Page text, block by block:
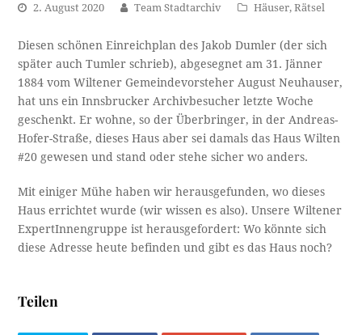
2. August 2020 Team Stadtarchiv Häuser,Rätsel
Diesen schönen Einreichplan des Jakob Dumler (der sich
später auch Tumler schrieb), abgesegnet am 31. Jänner
1884 vom Wiltener Gemeindevorsteher August Neuhauser,
hat uns ein Innsbrucker Archivbesucher letzte Woche
geschenkt. Er wohne, so der Überbringer, in der Andreas-
Hofer-Straße, dieses Haus aber sei damals das Haus Wilten
#20 gewesen und stand oder stehe sicher wo anders.
Mit einiger Mühe haben wir herausgefunden, wo dieses
Haus errichtet wurde (wir wissen es also). Unsere Wiltener
ExpertInnengruppe ist herausgefordert: Wo könnte sich
diese Adresse heute befinden und gibt es das Haus noch?
Teilen